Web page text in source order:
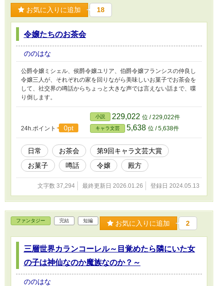
お気に入りに追加 18
令嬢たちのお茶会
ののはな
公爵令嬢ミシェル、侯爵令嬢ユリア、伯爵令嬢フランシスの仲良し
令嬢三人が、それぞれの家を回りながら美味しいお菓子でお茶会を
して、社交界の噂話からちょっと大きな声では言えない話まで、喋
り倒します。
24h.ポイント 0pt
小説 229,022 位 / 229,022件
キャラ文芸 5,638 位 / 5,638件
日常 お茶会
第9回キャラ文芸大賞
お菓子
噂話 令嬢 殿方
文字数 37,294 最終更新日 2026.01.26 登録日 2024.05.13
ファンタジー 完結 短編 お気に入りに追加 2
三層世界カランコーレル～目覚めたら隣にいた女
の子は神仙なのか魔族なのか？～
ののはな